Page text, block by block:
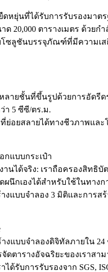
นที่ได้รับการรับรองมาตรฐ
ด 20,000 ตารางเมตร ด้วย
ซลูชันบรรจุภัณฑ์ที่มีความเส
ลายชั้นที่ขึ้นรูปด้วยการอัดรี
า 5 ซีซี/ตร.ม.
ย่อยสลายได้ทางชีวภาพแล
กแบบกระเป๋า
นได้จริง: เราถือครองสิทธิ
นึกเองได้สำหรับใช้ในทาง
างแบบจำลอง 3 มิติและกา
งแบบจำลองดิจิทัลภายใน
ดตารางอัจฉริยะของเราส
ได้รับการรับรองจาก